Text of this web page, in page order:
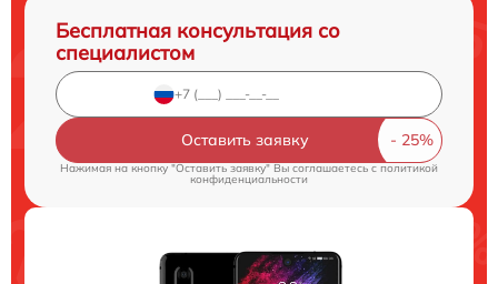
Бесплатная консультация со
специалистом
Оставить заявку
Нажимая на кнопку "Оставить заявку" Вы соглашаетесь cполитикой
конфиденциальности